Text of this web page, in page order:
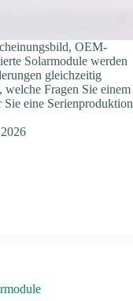
OEM-
Solarmodule werden
gleichzeitig
welche Fragen Sie einem
eine Serienproduktion